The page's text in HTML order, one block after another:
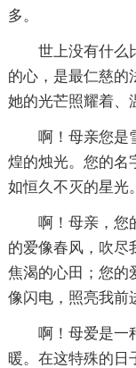
多。
世上没有什么
的心，是最仁慈的
她的光芒照耀着、
啊！母亲您是
煌的烛光。您的名
如恒久不灭的星光。
啊！母亲，您
的爱像春风，吹尽
焦渴的心田；您的
像闪电，照亮我前
啊！母爱是一
暖。在这特殊的日